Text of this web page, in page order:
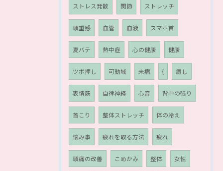
ストレス発散 関節 ストレッチ
頭重感 血管 血液 スマホ首
夏バテ 熱中症 心の健康 健康
ツボ押し 可動域 未病 { 癒し
表情筋 自律神経 心音 背中の張り
首こり 整体ストレッチ 体の冷え
悩み事 疲れを取る方法 疲れ
頭痛の改善 こめかみ 整体 女性